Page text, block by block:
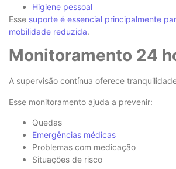
Higiene pessoal
Esse suporte é essencial principalmente
mobilidade reduzida.
Monitoramento 24
A supervisão contínua oferece
Esse monitoramento ajuda a prevenir:
Quedas
Emergências médicas
Problemas com medicação
Situações de risco